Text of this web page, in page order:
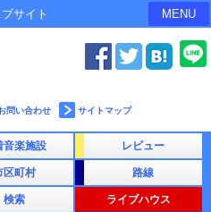
サイト MENU
問い合わせ サイトマップ
音楽施設 レビュー
区町村 路線
検索 ライブハウス